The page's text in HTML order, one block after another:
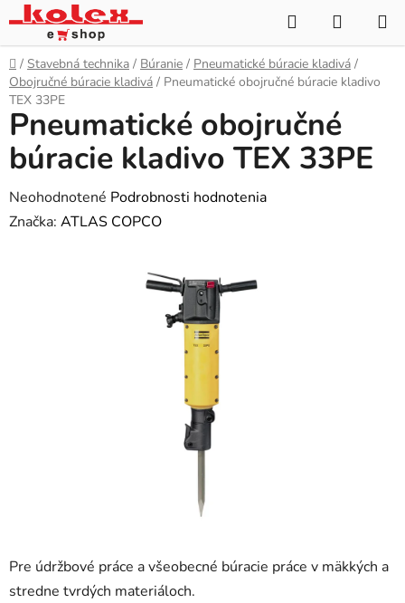
Prejsť
na
obsah
Hľadať
KOŠÍK
Domov
/ Stavebná technika / Búranie / Pneumatické búracie kladivá /
Obojručné búracie kladivá / Pneumatické obojručné búracie kladivo
TEX 33PE
Pre údržbové práce a všeobecné búracie práce v mäkkých a
stredne tvrdých materiáloch.
Pneumatické obojručné
búracie kladivo TEX 33PE
Priemerné
hodnotenie
Neohodnotené Podrobnosti hodnotenia
Značka: ATLAS COPCO